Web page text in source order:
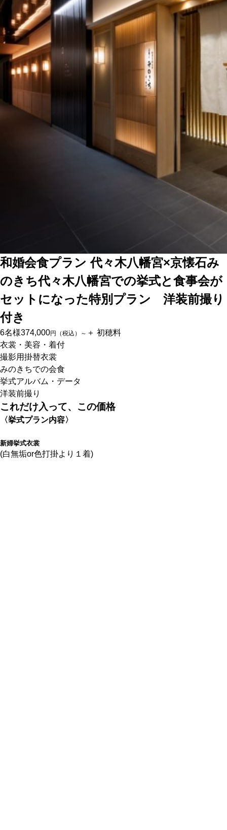
和婚会食プラン 代々木八幡宮×京懐石み
のきち代々木八幡宮での挙式と食事会が
セットになった特別プラン 洋装前撮り
付き
6名様374,000円（税込）～ ＋ 初穂料
衣裳・美容・着付
撮影用掛替衣裳
みのきちでの会食
挙式アルバム・データ
洋装前撮り
これだけ入って、この価格
〈挙式プラン内容〉
新婦挙式衣裳
(白無垢or色打掛より１着)